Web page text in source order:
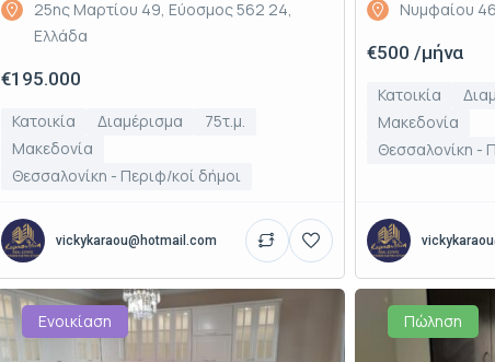
25ης Μαρτίου 49, Εύοσμος 562 24,
Ελλάδα
€195.000
Κατοικία Διαμέρισμα
75τ.μ.
Μακεδονία
Θεσσαλονίκη - Περιφ/κοί δήμοι
vickykaraou@hotmail.com
Νυμφαίου
€500 /μήνα
Κατοικία
Μακεδονία
Θεσσαλονίκη -
Ενοικίαση Πώληση